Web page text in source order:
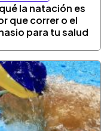
la natación es
que correr o el
para tu salud